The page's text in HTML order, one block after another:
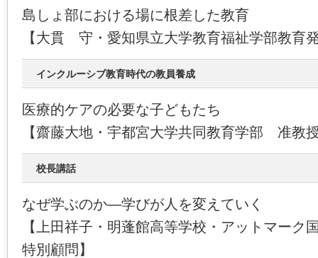
島しょ部における場に根差した教育
【大貫 守・愛知県立大学教育福祉学部教育
インクルーシブ教育時代の教員養成
医療的ケアの必要な子どもたち
【齋藤大地・宇都宮大学共同教育学部 准教
校長講話
なぜ学ぶのか―学びが人を変えていく
【上田祥子・明蓬館高等学校・アットマーク
特別顧問】